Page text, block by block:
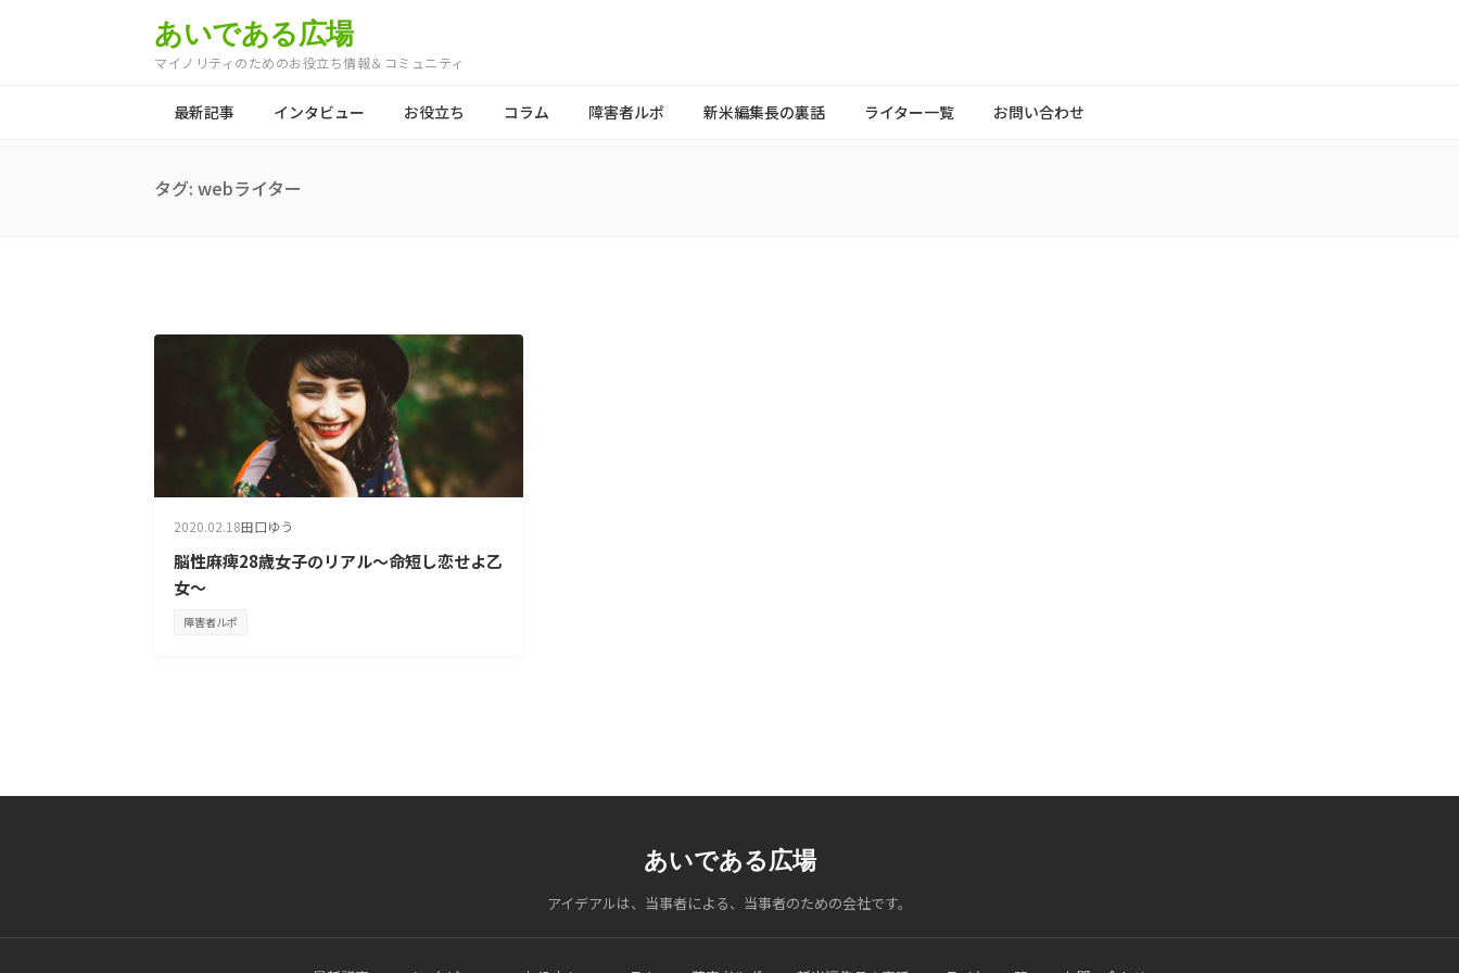
あいである広場
マイノリティのためのお役立ち情報＆コミュニティ
最新記事 インタビュー お役立ち コラム 障害者ルポ 新米編集長の裏話 ライター一覧 お問い合わせ
タグ: webライター
2020.02.18田口ゆう
脳性麻痺28歳女子のリアル～命短し恋せよ乙
女～
障害者ルポ
あいである広場
アイデアルは、当事者による、当事者のための会社です。